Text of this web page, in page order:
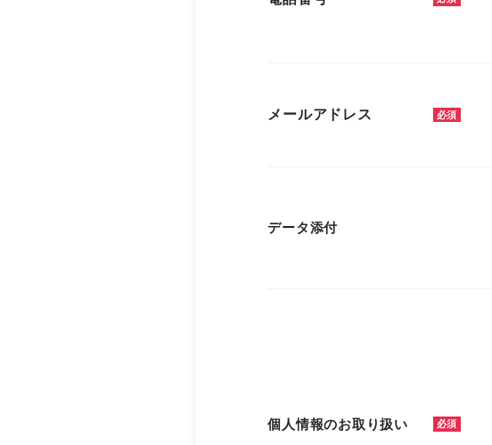
メールアドレス 必須
データ添付
個人情報のお取り扱い 必須